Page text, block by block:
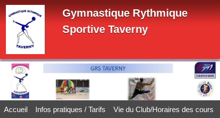
Gymnastique Rythmique
Sportive Taverny
Accueil Infos pratiques / Tarifs Vie du Club/Horaires des cours
Panneau de gestion des cookies